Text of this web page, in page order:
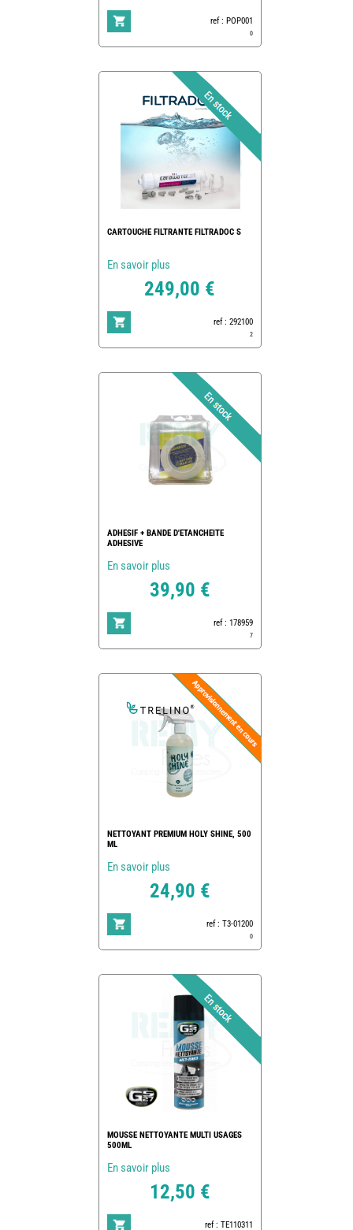
ref : POP001
0
CARTOUCHE FILTRANTE FILTRADOC S
En savoir plus
249,00 €
ref : 292100
2
ADHESIF + BANDE D'ETANCHEITE
ADHESIVE
En savoir plus
39,90 €
ref : 178959
7
NETTOYANT PREMIUM HOLY SHINE, 500
ML
En savoir plus
24,90 €
ref : T3-01200
0
MOUSSE NETTOYANTE MULTI USAGES
500ML
En savoir plus
12,50 €
ref : TE110311